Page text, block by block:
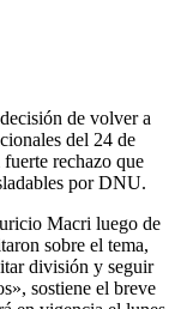
de volver a
del 24 de
rechazo que
por DNU.
Macri luego de
sobre el tema,
división y seguir
sostiene el breve